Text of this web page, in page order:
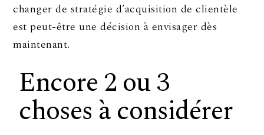
changer de stratégie d’acquisition de clientèle
est peut-être une décision à envisager dès
maintenant.
Encore 2 ou 3
choses à considérer